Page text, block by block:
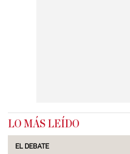
LO MÁS LEÍDO
EL DEBATE